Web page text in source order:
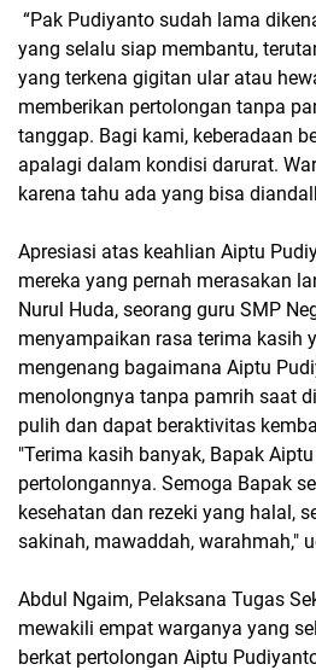
“Pak Pudiyanto sudah lama
yang selalu siap membantu,
yang terkena gigitan ular atau
memberikan pertolongan tanpa
tanggap. Bagi kami, keberadaan
apalagi dalam kondisi darurat.
karena tahu ada yang bisa
Apresiasi atas keahlian Aiptu
mereka yang pernah merasakan
Nurul Huda, seorang guru SMP
menyampaikan rasa terima kasih
mengenang bagaimana Aiptu
menolongnya tanpa pamrih saat
pulih dan dapat beraktivitas
"Terima kasih banyak, Bapak
pertolongannya. Semoga Bapak
kesehatan dan rezeki yang halal,
sakinah, mawaddah, warahmah,"
Abdul Ngaim, Pelaksana Tugas
mewakili empat warganya yang
berkat pertolongan Aiptu